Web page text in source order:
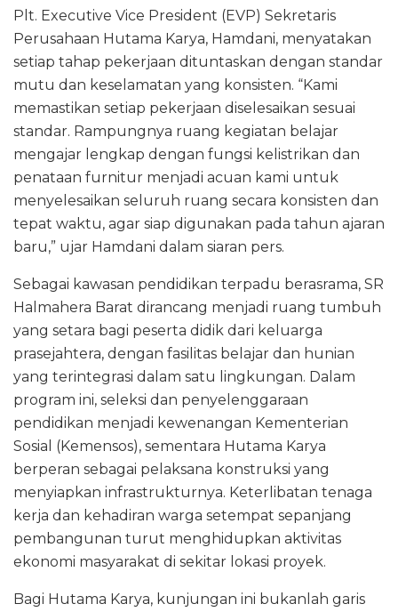
Plt. Executive Vice President (EVP) Sekretaris
Perusahaan Hutama Karya, Hamdani, menyatakan
setiap tahap pekerjaan dituntaskan dengan standar
mutu dan keselamatan yang konsisten. “Kami
memastikan setiap pekerjaan diselesaikan sesuai
standar. Rampungnya ruang kegiatan belajar
mengajar lengkap dengan fungsi kelistrikan dan
penataan furnitur menjadi acuan kami untuk
menyelesaikan seluruh ruang secara konsisten dan
tepat waktu, agar siap digunakan pada tahun ajaran
baru,” ujar Hamdani dalam siaran pers.
Sebagai kawasan pendidikan terpadu berasrama, SR
Halmahera Barat dirancang menjadi ruang tumbuh
yang setara bagi peserta didik dari keluarga
prasejahtera, dengan fasilitas belajar dan hunian
yang terintegrasi dalam satu lingkungan. Dalam
program ini, seleksi dan penyelenggaraan
pendidikan menjadi kewenangan Kementerian
Sosial (Kemensos), sementara Hutama Karya
berperan sebagai pelaksana konstruksi yang
menyiapkan infrastrukturnya. Keterlibatan tenaga
kerja dan kehadiran warga setempat sepanjang
pembangunan turut menghidupkan aktivitas
ekonomi masyarakat di sekitar lokasi proyek.
Bagi Hutama Karya, kunjungan ini bukanlah garis